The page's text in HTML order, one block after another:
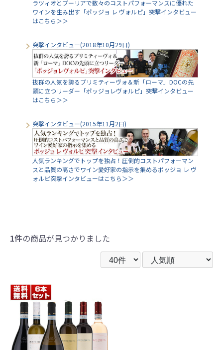
ラツィオとプーリアで数々のコストパフォーマンスに優れた
ワインを生み出す「ポッジョ レ ヴォルピ」突撃インタビュー
はこちら＞＞
突撃インタビュー(2018年10月29日)
抜群の人気を誇るプリミティーヴォ＆新「ローマ」DOCの先
頭に立つリーダー「ポッジョレヴォルピ」突撃インタビュー
はこちら＞＞
突撃インタビュー(2015年11月2日)
人気ランキングでトップを独占！圧倒的コストパフォーマン
スと品質の高さでワイン愛好家の指示を集めるポッジョ レ ヴ
ォルピ突撃インタビューはこちら＞＞
1件の商品が見つかりました